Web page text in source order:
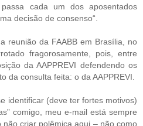
passa cada um dos aposentados
decisão de consenso“.
reunião da FAABB em Brasília, no
fragorosamente, pois, entre
da AAPPREVI defendendo os
da consulta feita: o da AAPPREVI.
identificar (deve ter fortes motivos)
comigo, meu e-mail está sempre
não criar polêmica aqui – não como